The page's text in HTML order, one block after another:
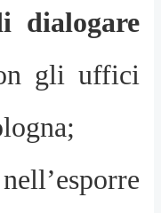
dialogare
gli uffici